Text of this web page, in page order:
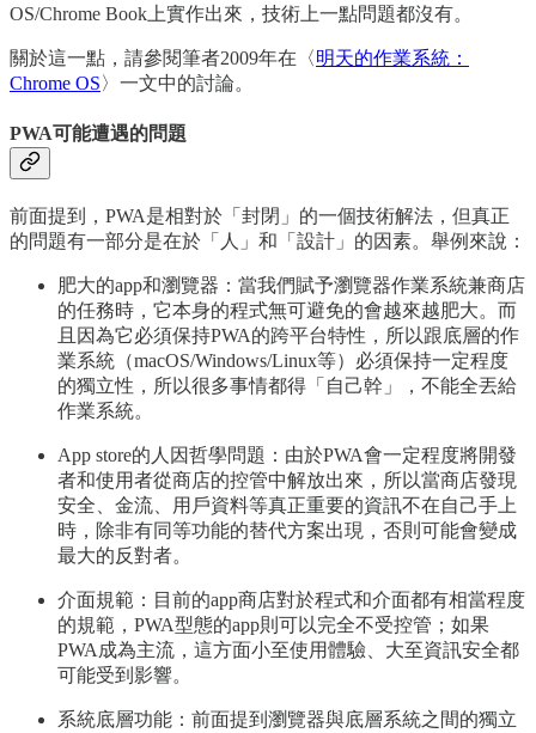
OS/Chrome Book上實作出來，技術上一點問題都沒有。
關於這一點，請參閱筆者2009年在〈明天的作業系統：
Chrome OS〉一文中的討論。
PWA可能遭遇的問題
前面提到，PWA是相對於「封閉」的一個技術解法，但真正
的問題有一部分是在於「人」和「設計」的因素。舉例來說：
肥大的app和瀏覽器：當我們賦予瀏覽器作業系統兼商店
的任務時，它本身的程式無可避免的會越來越肥大。而
且因為它必須保持PWA的跨平台特性，所以跟底層的作
業系統（macOS/Windows/Linux等）必須保持一定程度
的獨立性，所以很多事情都得「自己幹」，不能全丟給
作業系統。
App store的人因哲學問題：由於PWA會一定程度將開發
者和使用者從商店的控管中解放出來，所以當商店發現
安全、金流、用戶資料等真正重要的資訊不在自己手上
時，除非有同等功能的替代方案出現，否則可能會變成
最大的反對者。
介面規範：目前的app商店對於程式和介面都有相當程度
的規範，PWA型態的app則可以完全不受控管；如果
PWA成為主流，這方面小至使用體驗、大至資訊安全都
可能受到影響。
系統底層功能：前面提到瀏覽器與底層系統之間的獨立